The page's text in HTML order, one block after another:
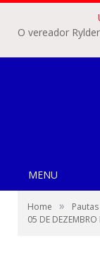
MENU
Home »
05 DE